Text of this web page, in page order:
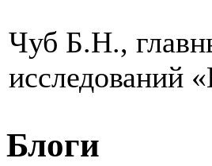
Чуб Б.Н.,
исследований
Блоги